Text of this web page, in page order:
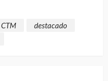
CTM
destacado